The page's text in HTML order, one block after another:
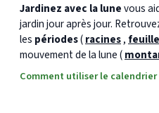
Jardinez avec la lunevous
jardin jour après jour.
les périodes(racines,
mouvement de la lune (
Comment utiliser le